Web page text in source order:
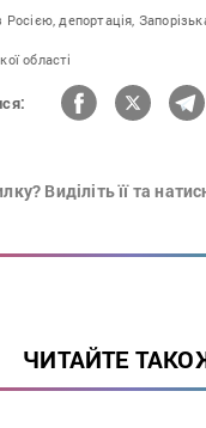
Росією, депортація,
області
Виділіть її та
ЧИТАЙТЕ